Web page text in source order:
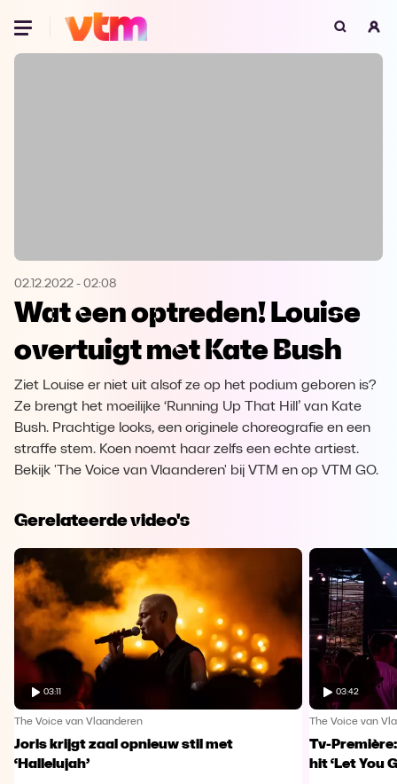
Oeps, browser niet ondersteund
Microsoft Edge Download
Opera Download
02.12.2022 - 02:08
Wat een optreden! Louise
overtuigt met Kate Bush
Ziet Louise er niet uit alsof ze op het podium geboren is?
Ze brengt het moeilijke ‘Running Up That Hill’ van Kate
Bush. Prachtige looks, een originele choreografie en een
straffe stem. Koen noemt haar zelfs een echte artiest.
Bekijk 'The Voice van Vlaanderen' bij VTM en op VTM GO.
Gerelateerde video's
03:11
The Voice van Vlaanderen
Joris krijgt zaal opnieuw stil met
‘Hallelujah’
03:42
The Voice van
Tv-
hit ‘Let You